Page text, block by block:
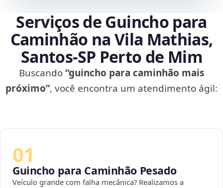
Serviços de Guincho para
Caminhão na Vila Mathias,
Santos‑SP Perto de Mim
Buscando“guincho para caminhão mais
próximo”, você encontra um atendimento ágil:
01
Guincho para Caminhão Pesado
Veículo grande com falha mecânica? Realizamos a